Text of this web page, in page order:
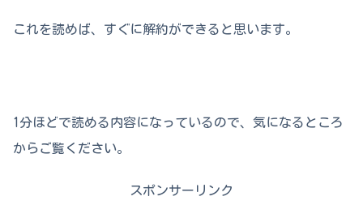
これを読めば、すぐに解約ができると思います。
1分ほどで読める内容になっているので、気になるところ
からご覧ください。
スポンサーリンク